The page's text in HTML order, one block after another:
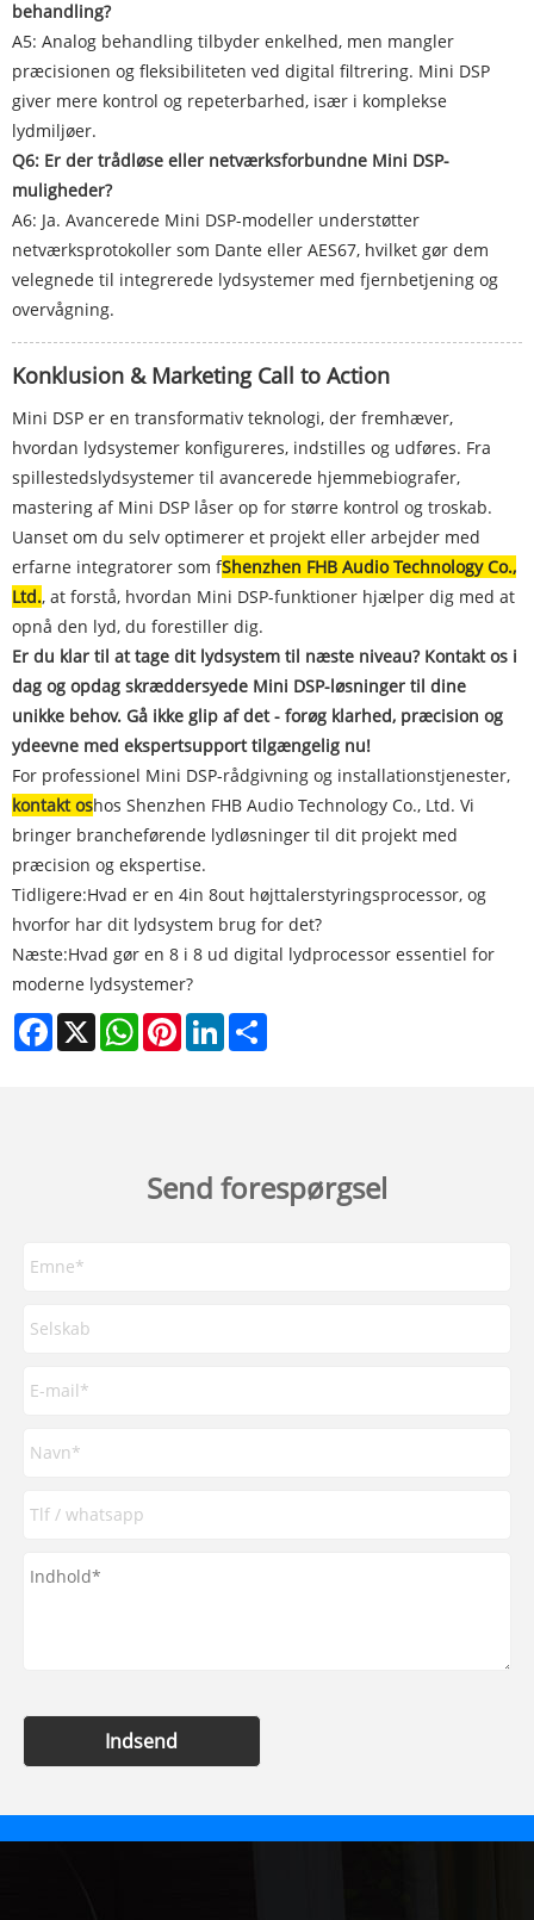
behandling?
A5: Analog behandling tilbyder enkelhed, men mangler
præcisionen og fleksibiliteten ved digital filtrering. Mini DSP
giver mere kontrol og repeterbarhed, især i komplekse
lydmiljøer.
Q6: Er der trådløse eller netværksforbundne Mini DSP-
muligheder?
A6: Ja. Avancerede Mini DSP-modeller understøtter
netværksprotokoller som Dante eller AES67, hvilket gør dem
velegnede til integrerede lydsystemer med fjernbetjening og
overvågning.
Konklusion & Marketing Call to Action
Mini DSP er en transformativ teknologi, der fremhæver,
hvordan lydsystemer konfigureres, indstilles og udføres. Fra
spillestedslydsystemer til avancerede hjemmebiografer,
mastering af Mini DSP låser op for større kontrol og troskab.
Uanset om du selv optimerer et projekt eller arbejder med
erfarne integratorer som fShenzhen FHB Audio Technology Co.,
Ltd., at forstå, hvordan Mini DSP-funktioner hjælper dig med at
opnå den lyd, du forestiller dig.
Er du klar til at tage dit lydsystem til næste niveau? Kontakt os i
dag og opdag skræddersyede Mini DSP-løsninger til dine
unikke behov. Gå ikke glip af det - forøg klarhed, præcision og
ydeevne med ekspertsupport tilgængelig nu!
For professionel Mini DSP-rådgivning og installationstjenester,
kontakt oshos Shenzhen FHB Audio Technology Co., Ltd. Vi
bringer brancheførende lydløsninger til dit projekt med
præcision og ekspertise.
Tidligere:Hvad er en 4in 8out højttalerstyringsprocessor, og
hvorfor har dit lydsystem brug for det?
Næste:Hvad gør en 8 i 8 ud digital lydprocessor essentiel for
moderne lydsystemer?
Facebook
X WhatsAppPinterestLinkedIn
Send forespørgsel
Indsend